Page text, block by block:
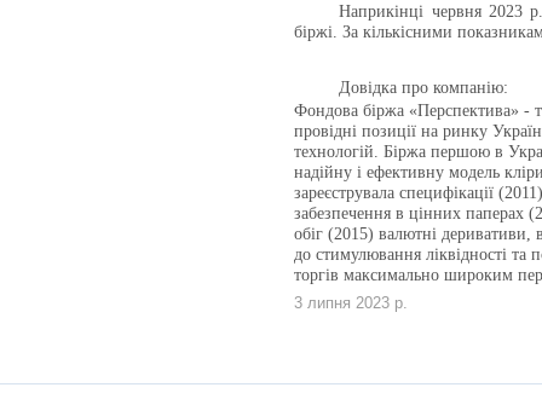
Наприкінці червня 2023
біржі. За кількісними
Довідка про компанію:
Фондова біржа «Перспектива» -
провідні позиції на ринку
технологій. Біржа першою в
надійну і ефективну модель
зареєструвала специфікації
забезпечення в цінних паперах
обіг (2015) валютні деривативи,
до стимулювання ліквідності та
торгів максимально широким
3 липня 2023 р.